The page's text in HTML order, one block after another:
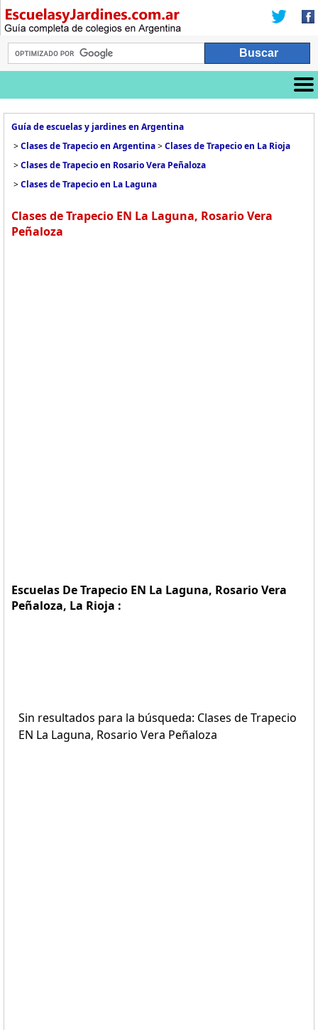
Guía de escuelas y jardines en Argentina
>Clases de Trapecio en Argentina>Clases de Trapecio en La Rioja
>Clases de Trapecio en Rosario Vera Peñaloza
>Clases de Trapecio en La Laguna
Clases de Trapecio EN La Laguna, Rosario Vera
Peñaloza
Escuelas De Trapecio EN La Laguna, Rosario Vera
Peñaloza, La Rioja :
Sin resultados para la búsqueda: Clases de Trapecio
EN La Laguna, Rosario Vera Peñaloza